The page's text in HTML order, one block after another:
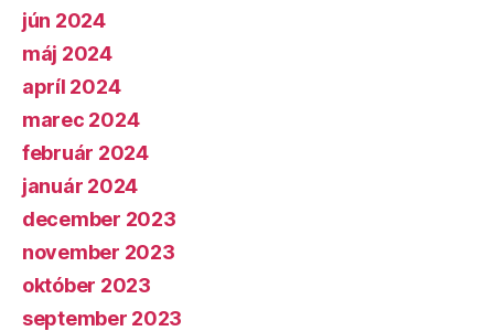
jún 2024
máj 2024
apríl 2024
marec 2024
február 2024
január 2024
december 2023
november 2023
október 2023
september 2023